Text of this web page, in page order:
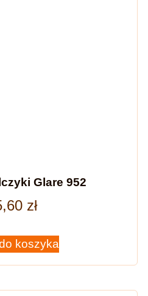
Glare 952
zł
koszyka